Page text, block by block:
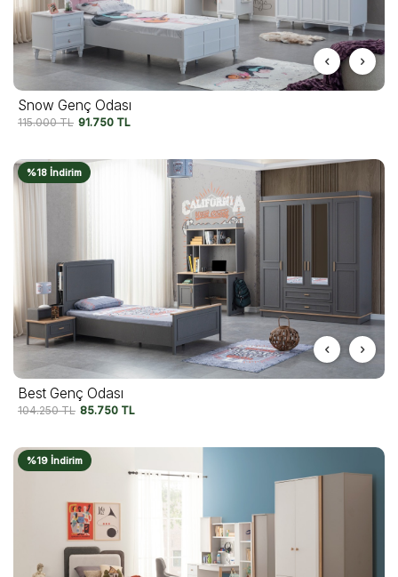
Snow Genç Odası
115.000TL 91.750 TL
%18 İndirim
Best Genç Odası
104.250TL 85.750 TL
%19 İndirim